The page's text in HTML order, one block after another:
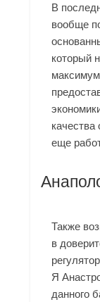
В
вообще
который
еще
Также
в
Я
данного